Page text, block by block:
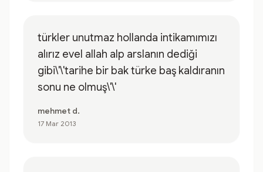
türkler unutmaz hollanda intikamımızı
alırız evel allah alp arslanın dediği
gibi\'\'tarihe bir bak türke baş kaldıranın
sonu ne olmuş\'\'
mehmet d.
17 Mar 2013